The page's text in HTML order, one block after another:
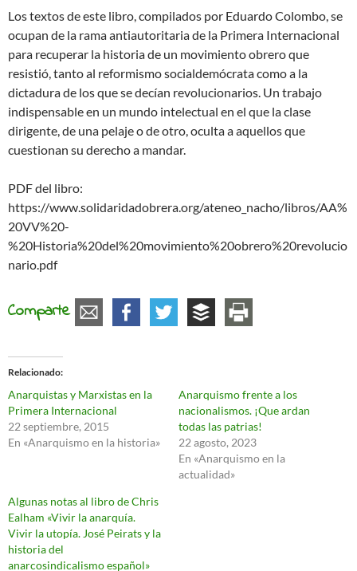
Los textos de este libro, compilados por Eduardo Colombo, se
ocupan de la rama antiautoritaria de la Primera Internacional
para recuperar la historia de un movimiento obrero que
resistió, tanto al reformismo socialdemócrata como a la
dictadura de los que se decían revolucionarios. Un trabajo
indispensable en un mundo intelectual en el que la clase
dirigente, de una pelaje o de otro, oculta a aquellos que
cuestionan su derecho a mandar.
PDF del libro:
https://www.solidaridadobrera.org/ateneo_nacho/libros/AA%
20VV%20-
%20Historia%20del%20movimiento%20obrero%20revolucio
nario.pdf
Comparte
Relacionado
Anarquistas y Marxistas en la
Primera Internacional
22 septiembre, 2015
En «Anarquismo en la historia»
Anarquismo frente a los
nacionalismos. ¡Que ardan
todas las patrias!
22 agosto, 2023
En «Anarquismo en la
actualidad»
Algunas notas al libro de Chris
Ealham «Vivir la anarquía.
Vivir la utopía. José Peirats y la
historia del
anarcosindicalismo español»